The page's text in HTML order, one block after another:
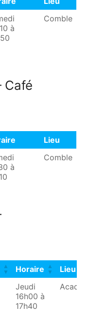
Lieu
à
Comble
Café
Lieu
Lieu
à
Comble
Horaire
Lieu
Horaire Lieu
Jeudi
16h00 à
17h40